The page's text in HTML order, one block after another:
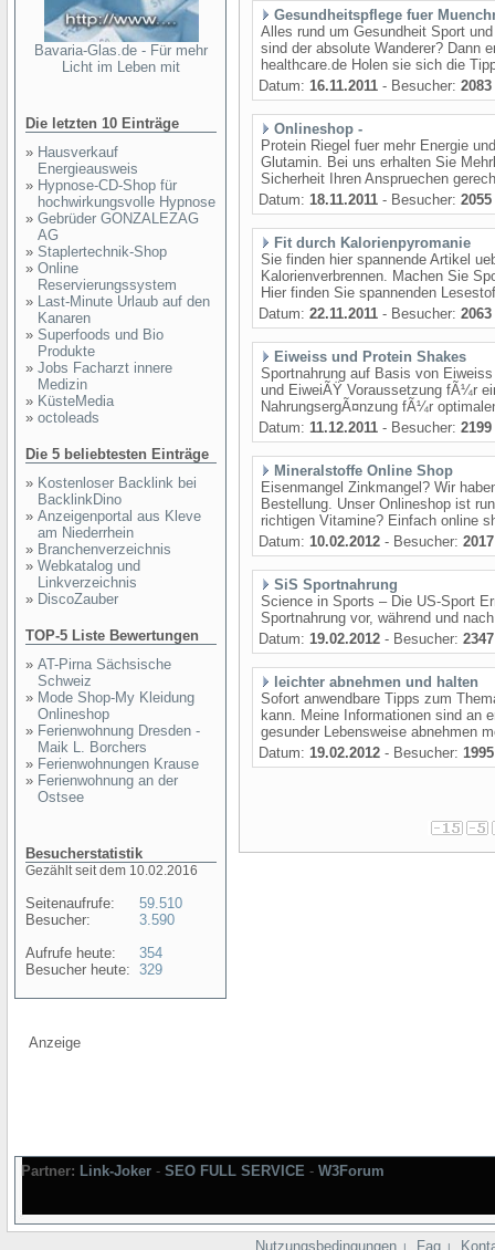
Bavaria-Glas.de - Für mehr
Licht im Leben mit
Die letzten 10 Einträge
» Hausverkauf
Energieausweis
» Hypnose-CD-Shop für
hochwirkungsvolle Hypnose
» Gebrüder GONZALEZAG
AG
» Staplertechnik-Shop
» Online
Reservierungssystem
» Last-Minute Urlaub auf den
Kanaren
» Superfoods und Bio
Produkte
» Jobs Facharzt innere
Medizin
» KüsteMedia
» octoleads
Die 5 beliebtesten Einträge
» Kostenloser Backlink bei
BacklinkDino
» Anzeigenportal aus Kleve
am Niederrhein
» Branchenverzeichnis
» Webkatalog und
Linkverzeichnis
» DiscoZauber
TOP-5 Liste Bewertungen
» AT-Pirna Sächsische
Schweiz
» Mode Shop-My Kleidung
Onlineshop
» Ferienwohnung Dresden -
Maik L. Borchers
» Ferienwohnungen Krause
» Ferienwohnung an der
Ostsee
Besucherstatistik
Gezählt seit dem 10.02.2016
Seitenaufrufe:
Besucher:
Aufrufe heute:
Besucher heute:
59.510
3.590
354
329
Gesundheitspflege fuer
Alles rund um Gesundheit Sport
sind der absolute Wanderer? Dann
healthcare.de Holen sie sich die
Datum: 16.11.2011 - Besucher: 2083
Onlineshop -
Protein Riegel fuer mehr Energie
Glutamin. Bei uns erhalten Sie
Sicherheit Ihren Anspruechen
Datum: 18.11.2011 - Besucher: 2055
Fit durch Kalorienpyromanie
Sie finden hier spannende Artikel
Kalorienverbrennen. Machen Sie
Hier finden Sie spannenden
Datum: 22.11.2011 - Besucher: 2063
Eiweiss und Protein Shakes
Sportnahrung auf Basis von
und EiweiÃŸ Voraussetzung fÃ¼r
NahrungsergÃ¤nzung fÃ¼r
Datum: 11.12.2011 - Besucher: 2199
Mineralstoffe Online Shop
Eisenmangel Zinkmangel? Wir
Bestellung. Unser Onlineshop ist
richtigen Vitamine? Einfach online
Datum: 10.02.2012 - Besucher: 2017
SiS Sportnahrung
Science in Sports – Die US-Sport
Sportnahrung vor, während und
Datum: 19.02.2012 - Besucher: 2347
leichter abnehmen und halten
Sofort anwendbare Tipps zum
kann. Meine Informationen sind an
gesunder Lebensweise abnehmen
Datum: 19.02.2012 - Besucher: 1995
Anzeige
Partner: Link-Joker - SEO FULL SERVICE - W3Forum
Nutzungsbedingungen | Faq |